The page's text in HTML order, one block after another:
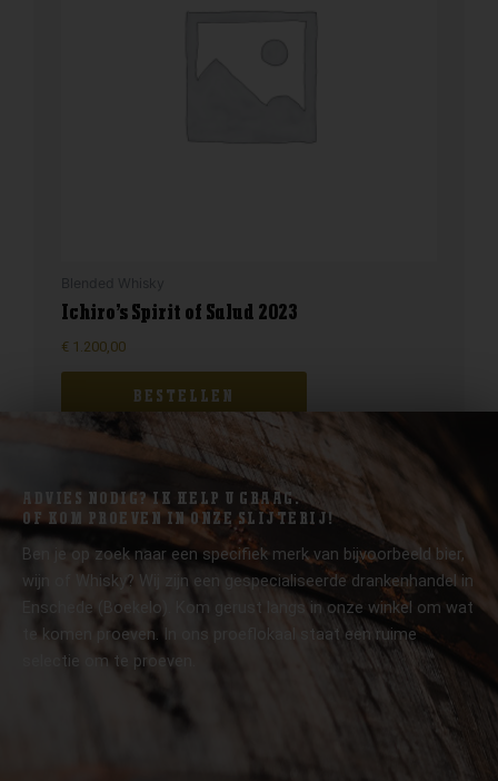
Ichiro’s Spirit of Salud 2023
€ 1.200,00
BESTELLEN
ADVIES NODIG? IK HELP U GRAAG.
OF KOM PROEVEN IN ONZE SLIJTERIJ!
Ben je op zoek naar een specifiek merk van bijvoorbeeld bier,
wijn of Whisky? Wij zijn een gespecialiseerde drankenhandel in
Enschede (Boekelo). Kom gerust langs in onze winkel om wat
te komen proeven. In ons proeflokaal staat een ruime
selectie om te proeven.